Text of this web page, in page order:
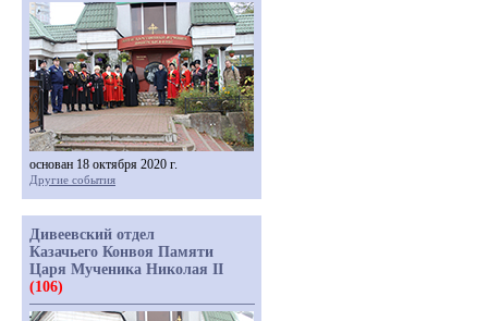
основан 18 октября 2020 г.
Другие события
Дивеевский отдел
Казачьего Конвоя Памяти
Царя Мученика Николая II
(106)